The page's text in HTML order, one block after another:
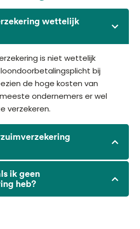
wettelijk
is niet wettelijk
bij
de hoge kosten van
ondernemers er wel
verzekeren.
ik geen
heb?